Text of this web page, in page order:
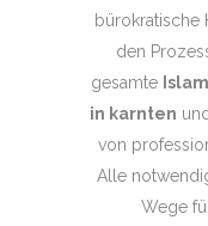
bürokratische
den
gesamte
in karnten
von
Alle
Wege